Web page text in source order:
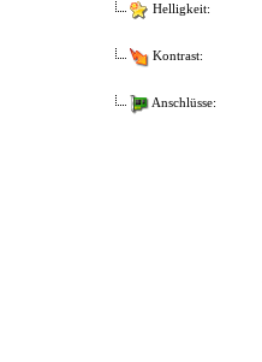
Helligkeit:
Kontrast:
Anschlüsse: